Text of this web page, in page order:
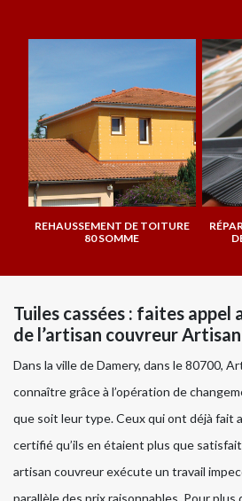
REHAUSSEMENT DE TOITURE
80 SOMME
Tuiles cassées : faites appel
de l’artisan couvreur
Dans la ville de Damery, dans le 80700,
connaître grâce à l’opération de
que soit leur type. Ceux qui ont déjà fait
certifié qu’ils en étaient plus que
artisan couvreur exécute un travail
parallèle des prix raisonnables. Pour